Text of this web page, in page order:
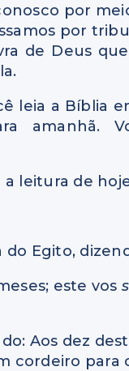
por
por
de Deus
leia a Bíblia
amanhã.
leitura de
do Egito,
este vos
Aos dez
cordeiro para